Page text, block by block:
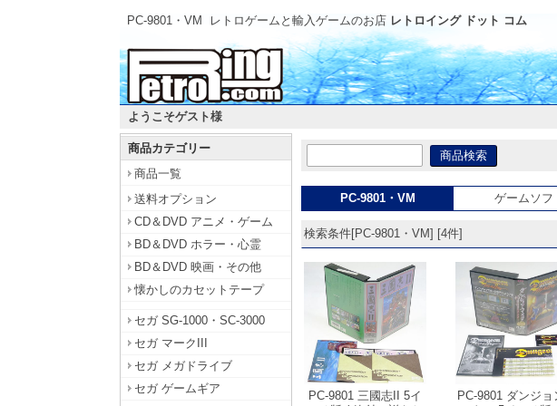
PC-9801・VM レトロゲームと輸入ゲームのお店 レトロイング ドット コム
ようこそゲスト様
商品カテゴリー
商品一覧
送料オプション
CD＆DVD アニメ・ゲーム
BD＆DVD ホラー・心霊
BD＆DVD 映画・その他
懐かしのカセットテープ
セガ SG-1000・SC-3000
セガ マークIII
セガ メガドライブ
セガ ゲームギア
PC-9801・VM ゲームソフ
検索条件[PC-9801・VM] [4件]
PC-9801 三國志II 5イ
PC-9801 ダンジョ